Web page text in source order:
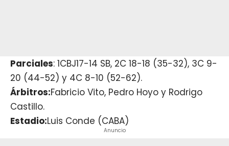
Parciales: 1CBJ17-14 SB, 2C 18-18 (35-32), 3C 9-
20 (44-52) y 4C 8-10 (52-62).
Árbitros:Fabricio Vito, Pedro Hoyo y Rodrigo
Castillo.
Estadio:Luis Conde (CABA)
Anuncio